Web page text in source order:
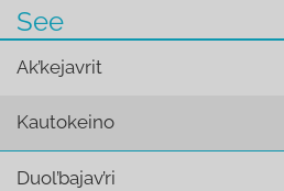
See
Ak’kejavrit
Kautokeino
Duol’bajav’ri